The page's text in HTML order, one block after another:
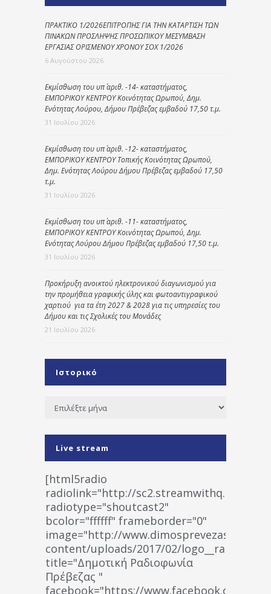
ΠΡΑΚΤΙΚΟ 1/2026ΕΠΙΤΡΟΠΗΣ ΓΙΑ ΤΗΝ ΚΑΤΑΡΤΙΣΗ ΤΩΝ
ΠΙΝΑΚΩΝ ΠΡΟΣΛΗΨΗΣ ΠΡΟΣΩΠΙΚΟΥ ΜΕΣΥΜΒΑΣΗ
ΕΡΓΑΣΙΑΣ ΟΡΙΣΜΕΝΟΥ ΧΡΟΝΟΥ ΣΟΧ 1/2026
6 Αυγούστου 2026
Εκμίσθωση του υπ΄ αριθ. -14- καταστήματος,
ΕΜΠΟΡΙΚΟΥ ΚΕΝΤΡΟΥ Κοινότητας Ωρωπού, Δημ.
Ενότητας Λούρου, Δήμου Πρέβεζας εμβαδού 17,50 τ.μ.
31 Ιουλίου 2026
Εκμίσθωση του υπ΄ αριθ. -12- καταστήματος,
ΕΜΠΟΡΙΚΟΥ ΚΕΝΤΡΟΥ Τοπικής Κοινότητας Ωρωπού,
Δημ. Ενότητας Λούρου Δήμου Πρέβεζας εμβαδού 17,50
τ.μ.
31 Ιουλίου 2026
Εκμίσθωση του υπ΄ αριθ. -11- καταστήματος,
ΕΜΠΟΡΙΚΟΥ ΚΕΝΤΡΟΥ Κοινότητας Ωρωπού, Δημ.
Ενότητας Λούρου Δήμου Πρέβεζας εμβαδού 17,50 τ.μ.
31 Ιουλίου 2026
Προκήρυξη ανοικτού ηλεκτρονικού διαγωνισμού για
την προμήθεια γραφικής ύλης και φωτοαντιγραφικού
χαρτιού για τα έτη 2027 & 2028 για τις υπηρεσίες του
Δήμου και τις Σχολικές του Μονάδες
21 Ιουλίου 2026
Ιστορικό
Ιστορικό
Live stream
[html5radio
radiolink="http://
radiotype="shoutcast2"
bcolor="ffffff" frameborder="0"
image="http://www.dimosprevezas.gr/wp-
content/uploads/2017/02/
title="Δημοτική Ραδιοφωνία
Πρέβεζας "
facebook="https://www.facebook.com/